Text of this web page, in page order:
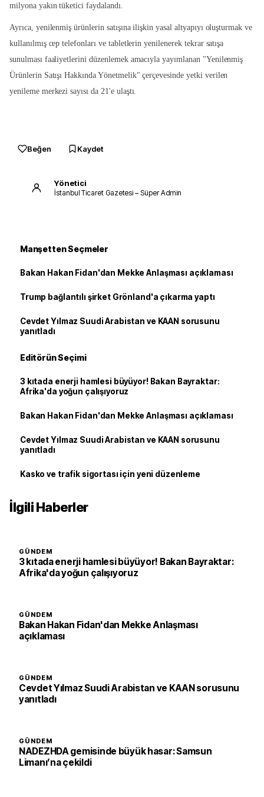
milyona yakın tüketici faydalandı.
Ayrıca, yenilenmiş ürünlerin satışına ilişkin yasal altyapıyı oluşturmak ve
kullanılmış cep telefonları ve tabletlerin yenilenerek tekrar satışa
sunulması faaliyetlerini düzenlemek amacıyla yayımlanan "Yenilenmiş
Ürünlerin Satışı Hakkında Yönetmelik" çerçevesinde yetki verilen
yenileme merkezi sayısı da 21'e ulaştı.
Beğen Kaydet
Yönetici
İstanbul Ticaret Gazetesi – Süper Admin
Manşetten Seçmeler
Bakan Hakan Fidan'dan Mekke Anlaşması açıklaması
Trump bağlantılı şirket Grönland'a çıkarma yaptı
Cevdet Yılmaz Suudi Arabistan ve KAAN sorusunu
yanıtladı
Editörün Seçimi
3 kıtada enerji hamlesi büyüyor! Bakan Bayraktar:
Afrika'da yoğun çalışıyoruz
Bakan Hakan Fidan'dan Mekke Anlaşması açıklaması
Cevdet Yılmaz Suudi Arabistan ve KAAN sorusunu
yanıtladı
Kasko ve trafik sigortası için yeni düzenleme
İlgili Haberler
GÜNDEM
3 kıtada enerji hamlesi büyüyor! Bakan Bayraktar:
Afrika'da yoğun çalışıyoruz
GÜNDEM
Bakan Hakan Fidan'dan Mekke Anlaşması
açıklaması
GÜNDEM
Cevdet Yılmaz Suudi Arabistan ve KAAN sorusunu
yanıtladı
GÜNDEM
NADEZHDA gemisinde büyük hasar: Samsun
Limanı’na çekildi